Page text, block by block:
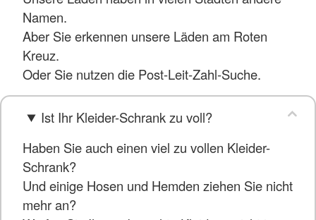
Namen.
Aber Sie erkennen unsere Läden am Roten
Kreuz.
Oder Sie nutzen die Post-Leit-Zahl-Suche.
Ist Ihr Kleider-Schrank zu voll?
Haben Sie auch einen viel zu vollen Kleider-
Schrank?
Und einige Hosen und Hemden ziehen Sie nicht
mehr an?